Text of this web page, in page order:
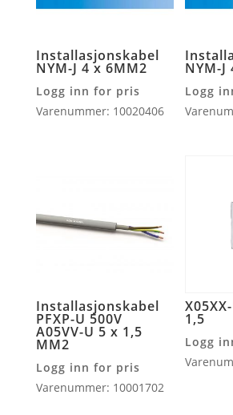
Installasjonskabel
NYM-J 4 x 6MM2
Logg inn for pris
Varenummer: 10020406
NYM-J
Logg
Installasjonskabel
PFXP-U 500V
A05VV-U 5 x 1,5
MM2
Logg inn for pris
Varenummer: 10001702
1,5
Logg